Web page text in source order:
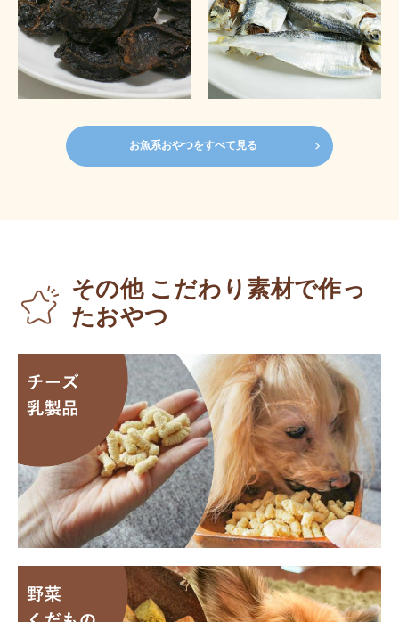
お魚系おやつをすべて見る
その他 こだわり素材で作っ
たおやつ